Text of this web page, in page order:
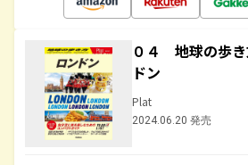
０４ 地球の歩
ドン
Plat
2024.06.20 発売